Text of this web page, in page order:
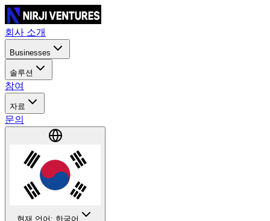
회사 소개
Businesses
솔루션
참여
자료
문의
현재 언어: 한국어